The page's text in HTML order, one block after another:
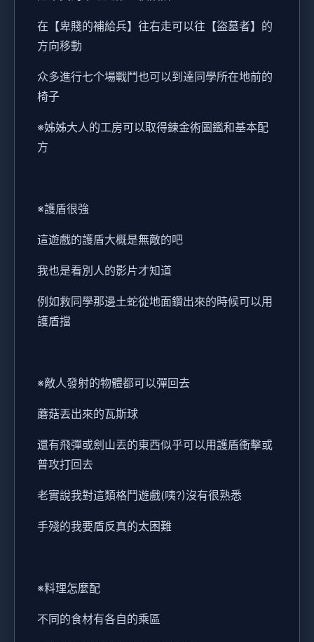
在【卑賤的補給兵】往右走可以往【盜墓者】的
方向移動
众多進行七个場戰鬥也可以到達同學所在地前的
椅子
※姊姊大人的工房可以取得鍊金術圖鑑和基本配
方
※護盾很強
這遊戲的護盾大概是無敵的吧
我也是看別人的影片才知道
例如救同學那邊土蛇從地面鑽出來的時候可以用
護盾擋
※敵人發射的物體都可以彈回去
蘑菇丟出來的瓦斯球
還有飛彈或劍山丟的東西似乎可以用護盾衝擊或
普攻打回去
老實說我對這類格鬥遊戲(咦?)沒有很熟悉
手殘的我要盾反真的太困難
※料理怎麼配
不同的食材有各自的乘區